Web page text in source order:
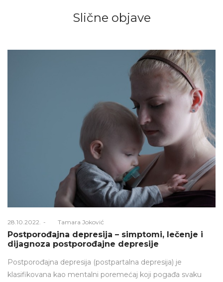
Slične objave
Posted
on
28.10.2022. OdTamara Joković
Postporođajna depresija – simptomi, lečenje i
dijagnoza postporođajne depresije
Postporođajna depresija (postpartalna depresija) je
klasifikovana kao mentalni poremećaj koji pogađa svaku